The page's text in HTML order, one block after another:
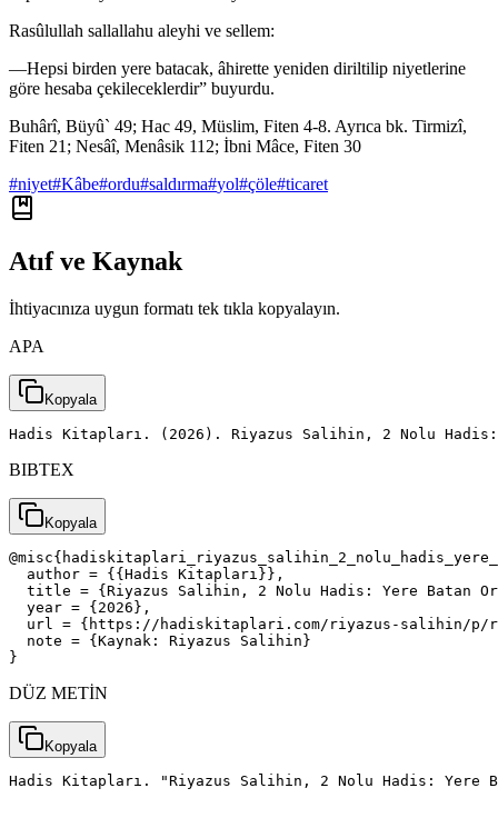
Rasûlullah sallallahu aleyhi ve sellem:
—Hepsi birden yere batacak, âhirette yeniden diriltilip niyetlerine
göre hesaba çekileceklerdir” buyurdu.
Buhârî, Büyû` 49; Hac 49, Müslim, Fiten 4-8. Ayrıca bk. Tirmizî,
Fiten 21; Nesâî, Menâsik 112; İbni Mâce, Fiten 30
#niyet#Kâbe#ordu#saldırma#yol#çöle#ticaret
Atıf ve Kaynak
İhtiyacınıza uygun formatı tek tıkla kopyalayın.
APA
Kopyala
Hadis Kitapları. (2026). Riyazus Salihin, 2 Nolu
BIBTEX
Kopyala
  author = {{Hadis Kitapları}},
title = {Riyazus Salihin, 2 Nolu Hadis: Yere Batan
  year = {2026},
url = {https://hadiskitaplari.com/riyazus-salihin/
  note = {Kaynak: Riyazus Salihin}
}
DÜZ METİN
Kopyala
Hadis Kitapları. "Riyazus Salihin, 2 Nolu Hadis: